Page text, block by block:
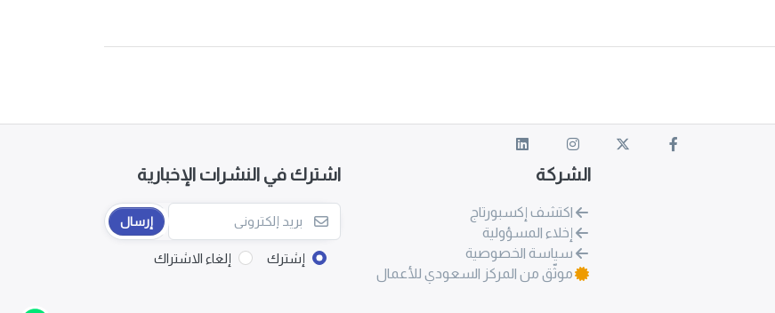
الشركة
اكتشف إكسبورتاج
إخلاء المسؤولية
سياسة الخصوصية
موثّق من المركز السعودي للأعمال
اشترك في النشرات الإخبارية
إرسال
إشترك إلغاء الاشتراك